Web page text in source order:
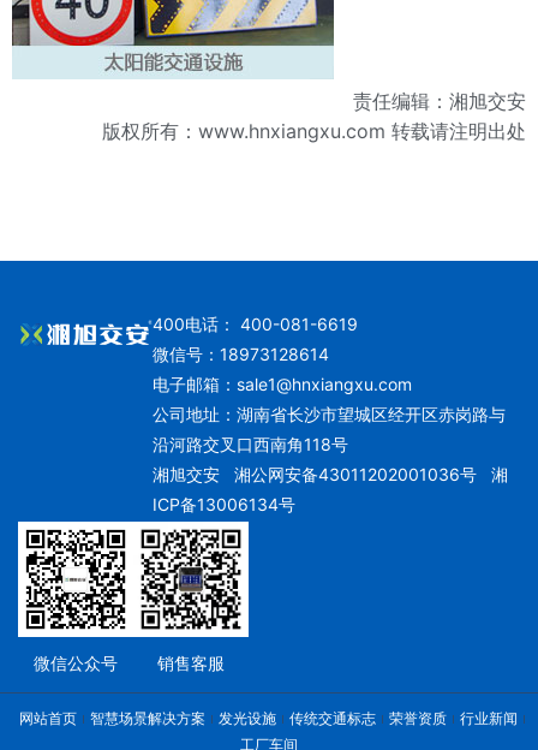
责任编辑：湘旭交安
版权所有： www.hnxiangxu.com 转载请注明出处
400电话： 400-081-6619
微信号：18973128614
电子邮箱： sale1@hnxiangxu.com
公司地址：湖南省长沙市望城区经开区赤岗路与
沿河路交叉口西南角118号
湘旭交安湘公网安备43011202001036号
湘
ICP备13006134号
微信公众号 销售客服
网站首页 智慧场景解决方案 发光设施 传统交通标志 荣誉资质
行业新闻
工厂车间